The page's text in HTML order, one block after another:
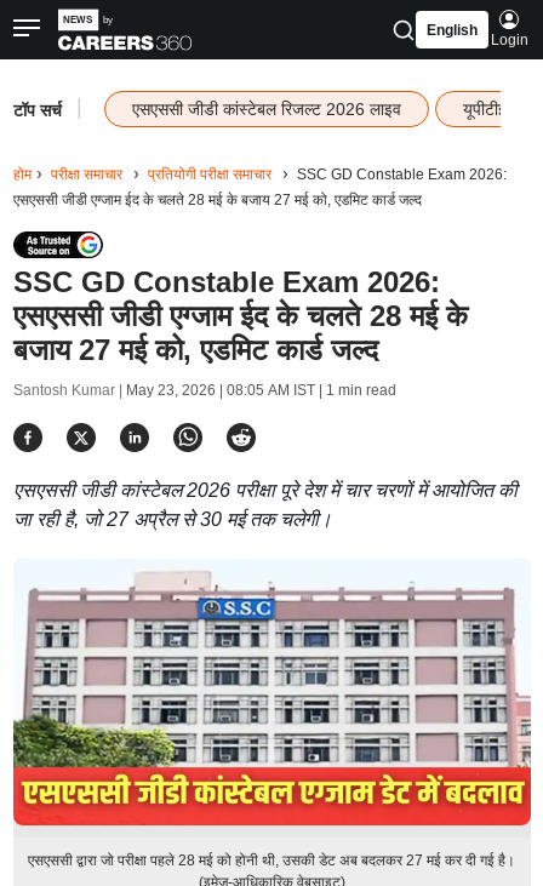
English
Login
टॉप सर्च एसएससी जीडी कांस्टेबल रिजल्ट 2026 लाइव यूपीटीईटी
होम परीक्षा समाचार प्रतियोगी परीक्षा समाचार
SSC GD Constable Exam 2026:
एसएससी जीडी एग्जाम ईद के चलते 28 मई के बजाय 27 मई को, एडमिट कार्ड जल्द
SSC GD Constable Exam 2026:
एसएससी जीडी एग्जाम ईद के चलते 28 मई के
बजाय 27 मई को, एडमिट कार्ड जल्द
Santosh Kumar | May 23, 2026 | 08:05 AM IST| 1 min read
एसएससी जीडी कांस्टेबल 2026 परीक्षा पूरे देश में चार चरणों में आयोजित की
जा रही है, जो 27 अप्रैल से 30 मई तक चलेगी।
एसएससी द्वारा जो परीक्षा पहले 28 मई को होनी थी, उसकी डेट अब बदलकर 27 मई कर दी गई है।
(इमेज-आधिकारिक वेबसाइट)